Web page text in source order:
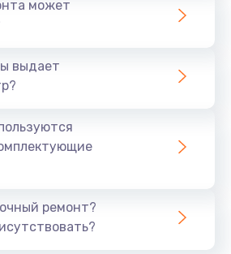
1280 руб.
Home телефона
Заказать
Fi модуля телефона
Заказать
может
выдает
ремонт?